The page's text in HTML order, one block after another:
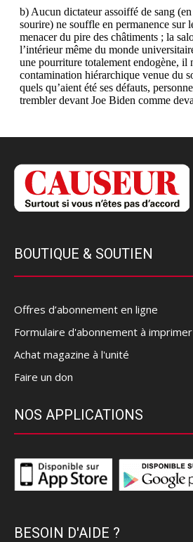
BOUTIQUE & SOUTIEN
Offres d’abonnement en ligne
Formulaire d'abonnement à imprimer
Achat magazine à l'unité
Faire un don
NOS APPLICATIONS
BESOIN D'AIDE ?